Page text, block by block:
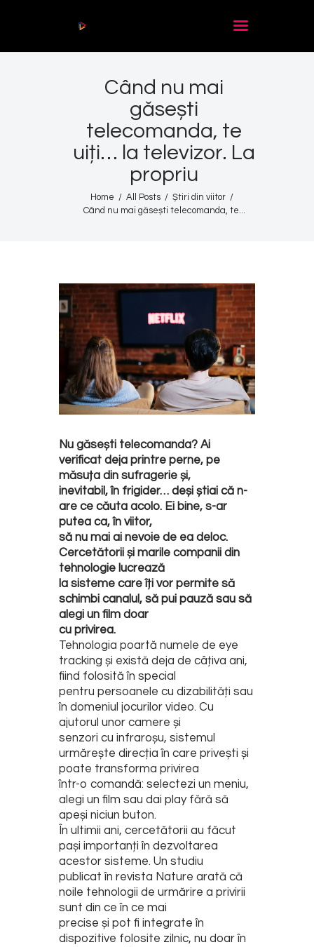
Când nu mai
găsești
telecomanda, te
uiți… la televizor. La
propriu
Home All Posts
Știri din viitor
Când nu mai găsești telecomanda, te...
Contact
Nu găsești telecomanda? Ai
verificat deja printre perne, pe
măsuța din sufragerie și,
inevitabil, în frigider… deși știai că n-
are ce căuta acolo. Ei bine, s-ar
putea ca, în viitor,
să nu mai ai nevoie de ea deloc.
Cercetătorii și marile companii din
tehnologie lucrează
la sisteme care îți vor permite să
schimbi canalul, să pui pauză sau să
alegi un film doar
cu privirea.
Tehnologia poartă numele de eye
tracking și există deja de câțiva ani,
fiind folosită în special
pentru persoanele cu dizabilități sau
în domeniul jocurilor video. Cu
ajutorul unor camere și
senzori cu infraroșu, sistemul
urmărește direcția în care privești și
poate transforma privirea
într-o comandă: selectezi un meniu,
alegi un film sau dai play fără să
apeși niciun buton.
În ultimii ani, cercetătorii au făcut
pași importanți în dezvoltarea
acestor sisteme. Un studiu
publicat în revista Nature arată că
noile tehnologii de urmărire a privirii
sunt din ce în ce mai
precise și pot fi integrate în
dispozitive folosite zilnic, nu doar în